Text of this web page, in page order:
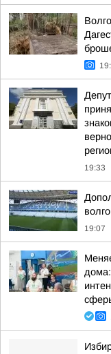
19:33
19:07